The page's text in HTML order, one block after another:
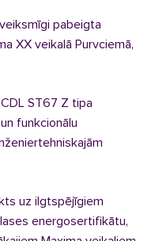
pabeigta
XX veikalā Purvciemā,
ST67 Z tipa
funkcionālu
uz ilgtspējīgiem
energosertifikātu,